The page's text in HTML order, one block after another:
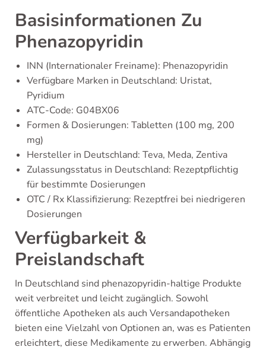
Basisinformationen Zu
Phenazopyridin
INN (Internationaler Freiname): Phenazopyridin
Verfügbare Marken in Deutschland: Uristat,
Pyridium
ATC-Code: G04BX06
Formen & Dosierungen: Tabletten (100 mg, 200
mg)
Hersteller in Deutschland: Teva, Meda, Zentiva
Zulassungsstatus in Deutschland: Rezeptpflichtig
für bestimmte Dosierungen
OTC / Rx Klassifizierung: Rezeptfrei bei niedrigeren
Dosierungen
Verfügbarkeit &
Preislandschaft
In Deutschland sind phenazopyridin-haltige Produkte
weit verbreitet und leicht zugänglich. Sowohl
öffentliche Apotheken als auch Versandapotheken
bieten eine Vielzahl von Optionen an, was es Patienten
erleichtert, diese Medikamente zu erwerben. Abhängig